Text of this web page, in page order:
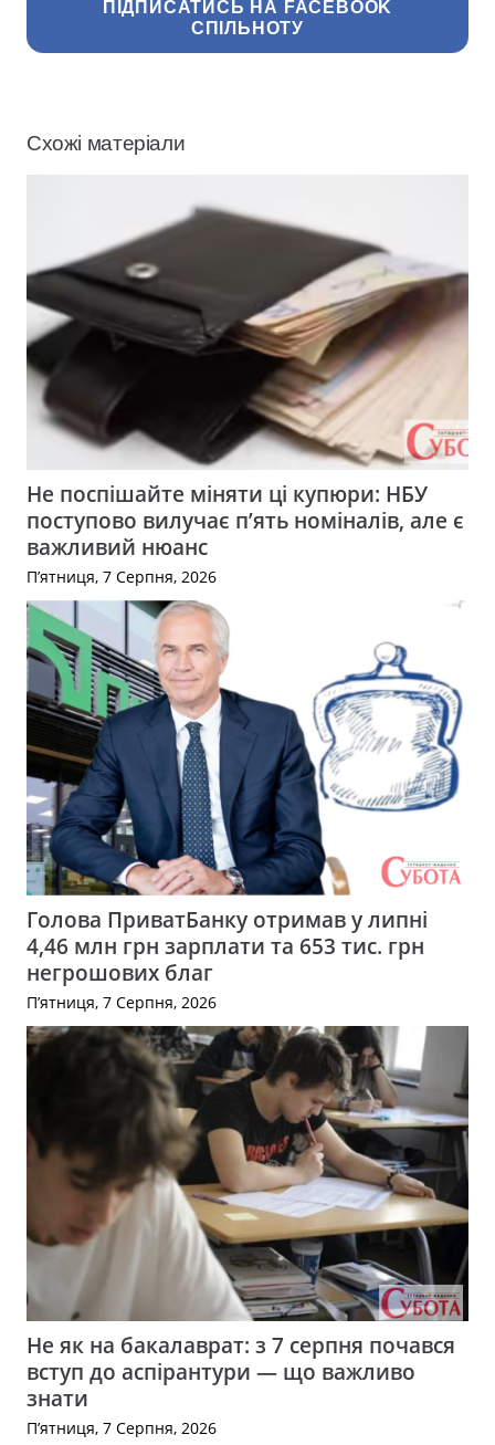
ПІДПИСАТИСЬ НА FACEBOOK
СПІЛЬНОТУ
Схожі матеріали
Не поспішайте міняти ці купюри: НБУ
поступово вилучає п’ять номіналів, але є
важливий нюанс
П’ятниця, 7 Серпня, 2026
Голова ПриватБанку отримав у липні
4,46 млн грн зарплати та 653 тис. грн
негрошових благ
П’ятниця, 7 Серпня, 2026
Не як на бакалаврат: з 7 серпня почався
вступ до аспірантури — що важливо
знати
П’ятниця, 7 Серпня, 2026